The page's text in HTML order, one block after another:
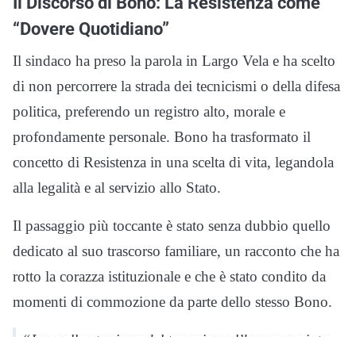
“Dovere Quotidiano”
Il sindaco ha preso la parola in Largo Vela e ha scelto
di non percorrere la strada dei tecnicismi o della difesa
politica, preferendo un registro alto, morale e
profondamente personale. Bono ha trasformato il
concetto di Resistenza in una scelta di vita, legandola
alla legalità e al servizio allo Stato.
Il passaggio più toccante è stato senza dubbio quello
dedicato al suo trascorso familiare, un racconto che ha
rotto la corazza istituzionale e che è stato condito da
momenti di commozione da parte dello stesso Bono.